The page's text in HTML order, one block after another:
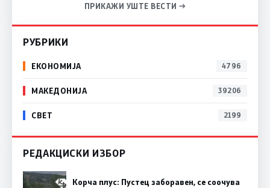
ПРИКАЖИ УШТЕ ВЕСТИ →
РУБРИКИ
ЕКОНОМИЈА 4796
МАКЕДОНИЈА 39206
СВЕТ 2199
РЕДАКЦИСКИ ИЗБОР
Корча плус: Пустец заборавен, се соочува